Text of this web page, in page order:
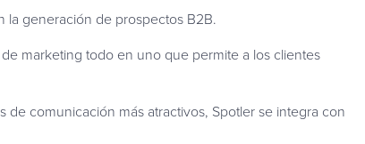
la generación de prospectos B2B.
marketing todo en uno que permite a los clientes
comunicación más atractivos, Spotler se integra con